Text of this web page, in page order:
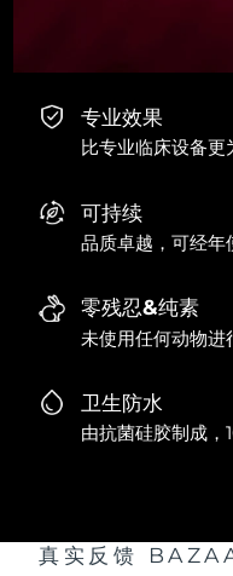
专业效果
比专业临床设备
可持续
品质卓越，可经年
零残忍&纯素
未使用任何动物进
卫生防水
由抗菌硅胶制成，
真实反馈